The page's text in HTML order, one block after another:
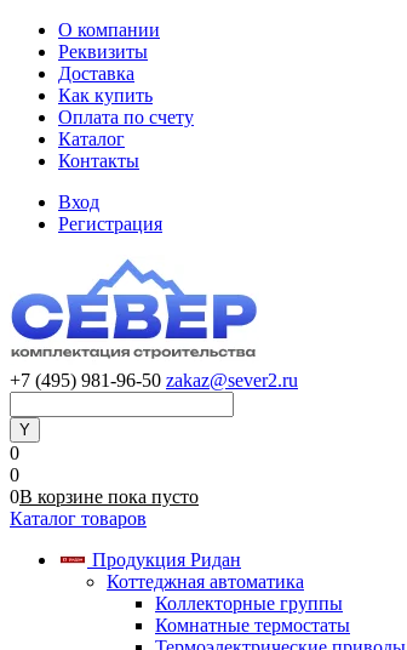
О компании
Реквизиты
Доставка
Как купить
Оплата по счету
Каталог
Контакты
Вход
Регистрация
+7 (495) 981-96-50 zakaz@sever2.ru
0
0
0В корзине пока пусто
Каталог товаров
Продукция Ридан
Коттеджная автоматика
Коллекторные группы
Комнатные термостаты